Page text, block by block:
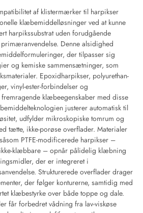
af klistermærker til harpikser
klæbemiddelløsninger ved at kunne
harpikssubstrat uden forudgående
Denne alsidighed
der tilpasser sig
og kemiske sammensætninger, som
Epoxidharpikser, polyurethan-
vinyl-ester-forbindelser og
klæbeegenskaber med disse
justerer automatisk til
udfylder mikroskopiske tomrum og
tætte, ikke-porøse overflader. Materialer
PTFE-modificerede harpikser –
klæbbare – opnår pålidelig klæbning
der er integreret i
Strukturerede overflader drager
der følger konturerne, samtidig med
klæbestyrke over både toppe og dale.
får forbedret vådning fra lav-viskøse